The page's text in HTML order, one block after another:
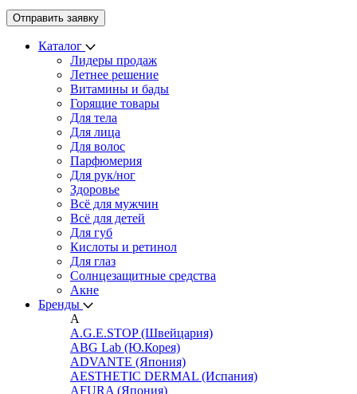
Каталог
Лидеры продаж
Летнее решение
Витамины и бады
Горящие товары
Для тела
Для лица
Для волос
Парфюмерия
Для рук/ног
Здоровье
Всё для мужчин
Всё для детей
Для губ
Кислоты и ретинол
Для глаз
Cолнцезащитные средства
Акне
Бренды
A
A.G.E.STOP (Швейцария)
ABG Lab (Ю.Корея)
ADVANTE (Япония)
AESTHETIC DERMAL (Испания)
AFURA (Япония)